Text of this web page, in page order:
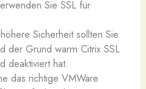
Sie SSL für
Sicherheit sollten Sie
der Grund warm Citrix SSL
deaktiviert hat.
das richtige VMWare